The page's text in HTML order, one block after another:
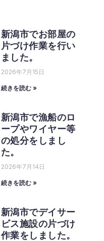
新潟市でお部屋の
片づけ作業を行い
ました。
2026年7月15日
続きを読む »
新潟市で漁船のロ
ープやワイヤー等
の処分をしまし
た。
2026年7月14日
続きを読む »
新潟市でデイサー
ビス施設の片づけ
作業をしました。